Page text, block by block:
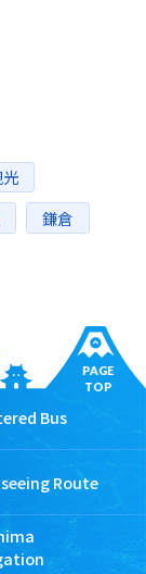
鎌倉
PAGE
TOP
Bus
Route